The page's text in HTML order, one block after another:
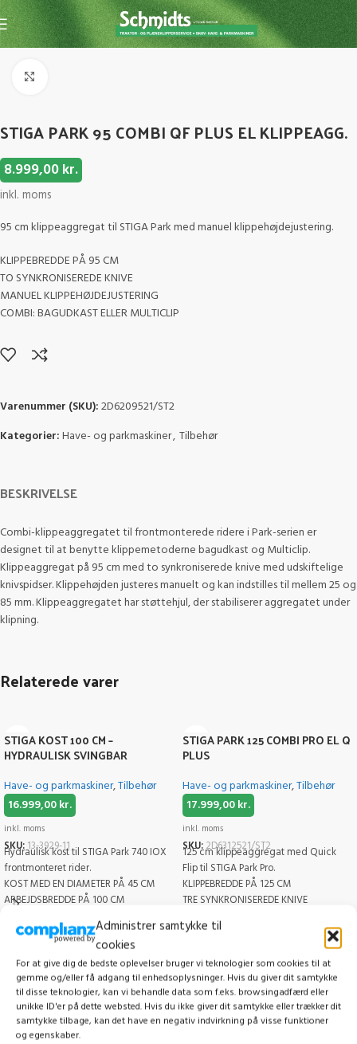
Administrer samtykke til
cookies
For at give dig de bedste oplevelser bruger vi teknologier som cookies til at
gemme og/eller få adgang til enhedsoplysninger. Hvis du giver dit samtykke
til disse teknologier, kan vi behandle data som f.eks. browsingadfærd eller
unikke ID'er på dette websted. Hvis du ikke giver dit samtykke eller trækker dit
samtykke tilbage, kan det have en negativ indvirkning på visse funktioner
og egenskaber.
Forside Have- og parkmaskiner Tilbehør
STIGA PARK 95 COMBI QF PLUS EL KLIPPEAGG.
8.999,00kr.
inkl. moms
95 cm klippeaggregat til STIGA Park med manuel klippehøjdejustering.
KLIPPEBREDDE PÅ 95 CM
TO SYNKRONISEREDE KNIVE
MANUEL KLIPPEHØJDEJUSTERING
COMBI: BAGUDKAST ELLER MULTICLIP
Varenummer (SKU):2D6209521/ST2
Kategorier:Have- og parkmaskiner, Tilbehør
BESKRIVELSE
Combi-klippeaggregatet til frontmonterede ridere i Park-serien er
designet til at benytte klippemetoderne bagudkast og Multiclip.
Klippeaggregat på 95 cm med to synkroniserede knive med udskiftelige
knivspidser. Klippehøjden justeres manuelt og kan indstilles til mellem 25 og
85 mm. Klippeaggregatet har støttehjul, der stabiliserer aggregatet under
klipning.
Relaterede varer
STIGA KOST 100 CM –
HYDRAULISK SVINGBAR
Have- og parkmaskiner,Tilbehør
16.999,00kr.
inkl. moms
SKU:13-3929-11
Hydraulisk kost til STIGA Park 740 IOX
frontmonteret rider.
KOST MED EN DIAMETER PÅ 45 CM
ARBEJDSBREDDE PÅ 100 CM
STIGA PARK 125 COMBI PRO EL Q
PLUS
Have- og parkmaskiner,Tilbehør
17.999,00kr.
inkl. moms
SKU:2D6312521/ST2
125 cm klippeaggregat med Quick
Flip til STIGA Park Pro.
KLIPPEBREDDE PÅ 125 CM
TRE SYNKRONISEREDE KNIVE
QUICK FLIP-SYSTEM
COMBI: MULTICLIP OG BAGUDKAST